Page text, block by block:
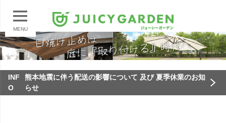
MENU
INF
O
熊本地震に伴う配送の影響について 及び 夏季休業のお知
らせ